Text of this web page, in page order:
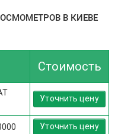
В КИЕВЕ
Стоимость
Уточнить цену
Уточнить цену